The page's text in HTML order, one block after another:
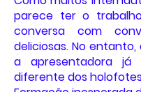
parece ter o
conversa com
deliciosas. No
a apresentadora
diferente dos